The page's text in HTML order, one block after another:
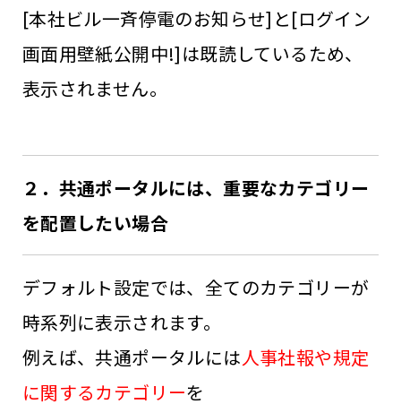
[本社ビル一斉停電のお知らせ]と[ログイン
画面用壁紙公開中!]は既読しているため、
表示されません。
２．共通ポータルには、重要なカテゴリー
を配置したい場合
デフォルト設定では、全てのカテゴリーが
時系列に表示されます。
例えば、共通ポータルには人事社報や規定
に関するカテゴリーを